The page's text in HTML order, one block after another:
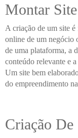
Montar Site
A criação de um site é
online de um negócio
de uma plataforma, a
conteúdo relevante e
Um site bem
do empreendimento
Criação De